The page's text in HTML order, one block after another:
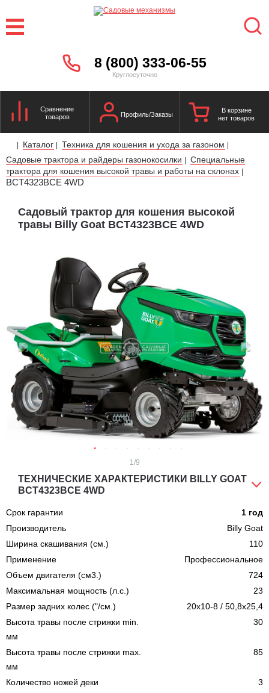
8 (800) 333-06-55
Круглосуточно
Сравнение
товаров
Профиль/Заказы
В корзине
нет товаров
| Каталог | Техника для кошения и ухода за газоном |
Садовые трактора и райдеры газонокосилки | Специальные
трактора для кошения высокой травы и работы на склонах |
BCT4323BCE 4WD
Садовый трактор для кошения высокой
травы Billy Goat BCT4323BCE 4WD
1/9
ТЕХНИЧЕСКИЕ ХАРАКТЕРИСТИКИ BILLY GOAT
BCT4323BCE 4WD
Срок гарантии
1 год
Производитель
Billy Goat
Ширина скашивания (см.)
110
Применение
Профессиональное
Объем двигателя (см3.)
724
Максимальная мощность (л.с.)
23
Размер задних колес ("/см.)
20x10-8 / 50,8x25,4
Высота травы после стрижки min.
мм
30
Высота травы после стрижки max.
мм
85
Количество ножей деки 3